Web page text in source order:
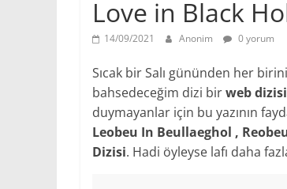
Love in Black
14/09/2021 Anonim 0 yorum
Sıcak bir Salı gününden her
bahsedeceğim dizi birweb dizisi
duymayanlar için bu yazının
Leobeu In Beullaeghol ,
Dizisi. Hadi öyleyse lafı daha